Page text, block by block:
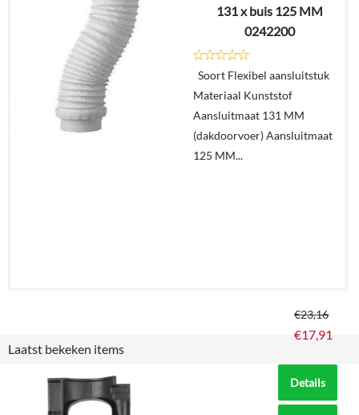
In
winkelmand
131 x buis 125 MM
0242200
Soort Flexibel aansluitstuk
Materiaal Kunststof
Aansluitmaat 131 MM
(dakdoorvoer) Aansluitmaat
125 MM...
€23,16
€17,91
Details
Laatst bekeken items